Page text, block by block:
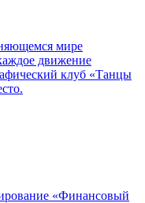
мире
движение
клуб «Танцы
«Финансовый